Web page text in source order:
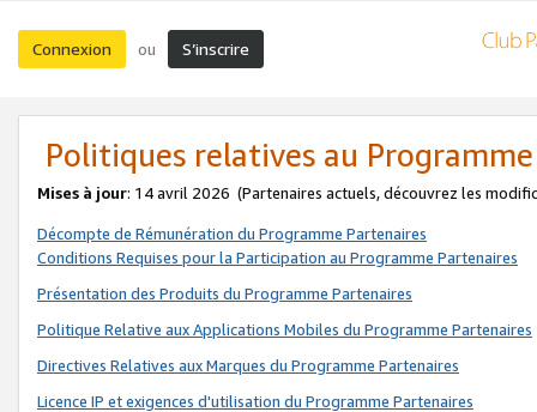
Connexion ou S’inscrire
Politiques relatives au
Mises à jour: 14 avril 2026 (Partenaires actuels, découvrez les
Décompte de Rémunération du Programme Partenaires
Conditions Requises pour la Participation au Programme Partenaires
Présentation des Produits du Programme Partenaires
Politique Relative aux Applications Mobiles du Programme Partenaires
Directives Relatives aux Marques du Programme Partenaires
Licence IP et exigences d'utilisation du Programme Partenaires